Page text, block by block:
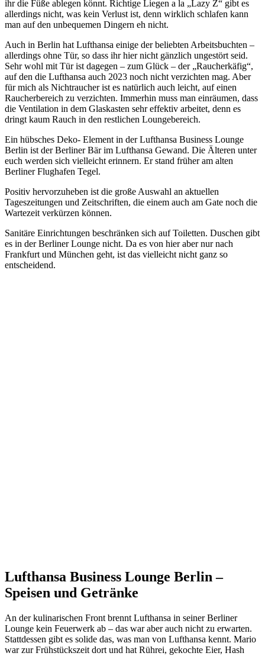
ihr die Füße ablegen könnt. Richtige Liegen a la „Lazy Z“ gibt es
allerdings nicht, was kein Verlust ist, denn wirklich schlafen kann
man auf den unbequemen Dingern eh nicht.
Auch in Berlin hat Lufthansa einige der beliebten Arbeitsbuchten –
allerdings ohne Tür, so dass ihr hier nicht gänzlich ungestört seid.
Sehr wohl mit Tür ist dagegen – zum Glück – der „Raucherkäfig“,
auf den die Lufthansa auch 2023 noch nicht verzichten mag. Aber
für mich als Nichtraucher ist es natürlich auch leicht, auf einen
Raucherbereich zu verzichten. Immerhin muss man einräumen, dass
die Ventilation in dem Glaskasten sehr effektiv arbeitet, denn es
dringt kaum Rauch in den restlichen Loungebereich.
Ein hübsches Deko- Element in der Lufthansa Business Lounge
Berlin ist der Berliner Bär im Lufthansa Gewand. Die Älteren unter
euch werden sich vielleicht erinnern. Er stand früher am alten
Berliner Flughafen Tegel.
Positiv hervorzuheben ist die große Auswahl an aktuellen
Tageszeitungen und Zeitschriften, die einem auch am Gate noch die
Wartezeit verkürzen können.
Sanitäre Einrichtungen beschränken sich auf Toiletten. Duschen gibt
es in der Berliner Lounge nicht. Da es von hier aber nur nach
Frankfurt und München geht, ist das vielleicht nicht ganz so
entscheidend.
Lufthansa Business Lounge Berlin –
Speisen und Getränke
An der kulinarischen Front brennt Lufthansa in seiner Berliner
Lounge kein Feuerwerk ab – das war aber auch nicht zu erwarten.
Stattdessen gibt es solide das, was man von Lufthansa kennt. Mario
war zur Frühstückszeit dort und hat Rührei, gekochte Eier, Hash